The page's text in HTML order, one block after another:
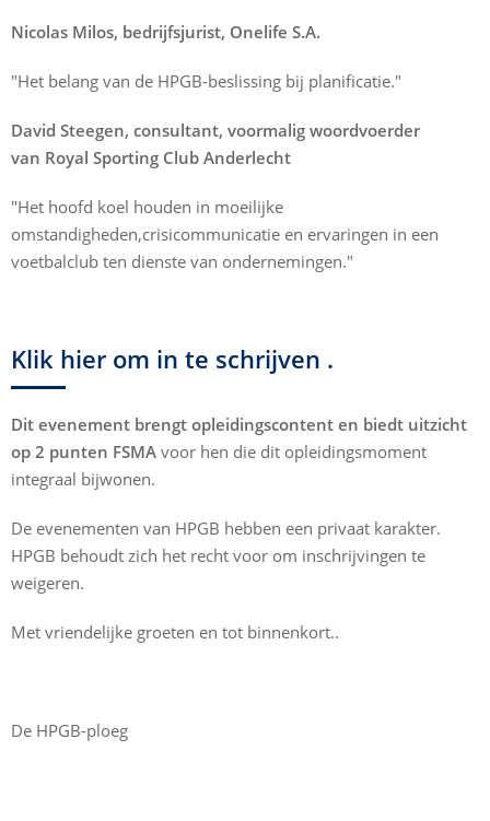
Nicolas Milos, bedrijfsjurist, Onelife S.A.
"Het belang van de HPGB-beslissing bij planificatie."
David Steegen, consultant, voormalig woordvoerder
van Royal Sporting Club Anderlecht
"Het hoofd koel houden in moeilijke
omstandigheden,crisicommunicatie en ervaringen in een
voetbalclub ten dienste van ondernemingen."
Klik hier om in te schrijven .
Dit evenement brengt opleidingscontent en biedt uitzicht
op 2 punten FSMA voor hen die dit opleidingsmoment
integraal bijwonen.
De evenementen van HPGB hebben een privaat karakter.
HPGB behoudt zich het recht voor om inschrijvingen te
weigeren.
Met vriendelijke groeten en tot binnenkort..
De HPGB-ploeg